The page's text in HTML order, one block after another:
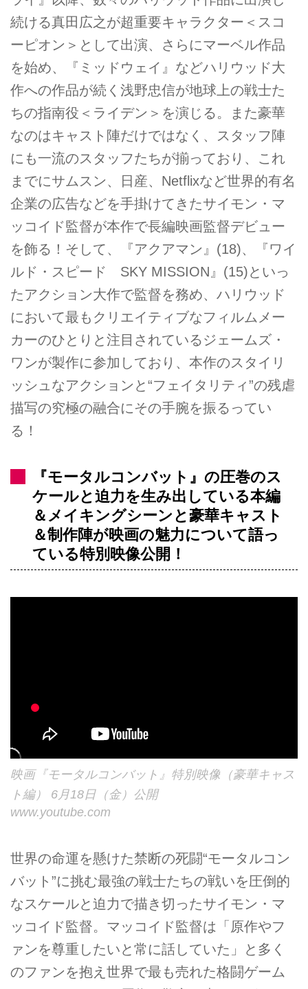
続ける真田広之が超重要キャラクター＜スコ
ーピオン＞として出演、さらにマーベル作品
を始め、『ミッドウェイ』などハリウッド大
作への作品が続く浅野忠信が地球上の戦士た
ちの指南役＜ライデン＞を演じる。また豪華
なのはキャスト陣だけではなく、スタッフ陣
にも一流のスタッフたちが揃っており、これ
までにサムスン、日産、Netflixなど世界的有名
企業の広告などを手掛けてきたサイモン・マ
ッコイド監督が本作で長編映画監督デビュー
を飾る！そして、『アクアマン』(18)、『ワイ
ルド・スピード SKY MISSION』(15)といっ
たアクション大作で監督を務め、ハリウッド
において最もクリエイティブなフィルムメー
カーのひとりと注目されているジェームズ・
ワンが製作に参加しており、本作のスタイリ
ッシュなアクションと“フェイタリティ”の残虐
描写の究極の融合にその手腕を振るってい
る！
『モータルコンバット』の圧巻のス
ケールと迫力を生み出している本編
＆メイキングシーンと豪華キャスト
＆制作陣が映画の魅力について語っ
ている特別映像公開！
映画『モータルコンバット』特別映像（豪華キャス
ト編） 6月18日（金）公開
www.youtube.com
世界の命運を懸けた禁断の死闘“モータルコン
バット”に挑む最強の戦士たちの戦いを圧倒的
なスケールと迫力で描き切ったサイモン・マ
ッコイド監督。マッコイド監督は「原作やフ
ァンを尊重したいと常に話していた」と多く
のファンを抱え世界で最も売れた格闘ゲーム